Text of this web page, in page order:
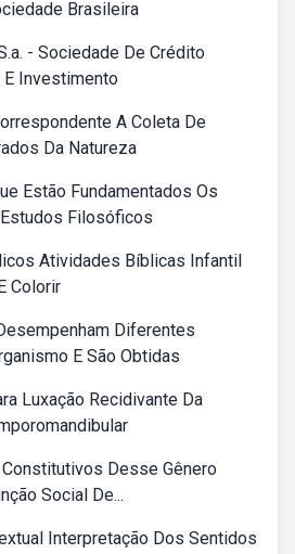
Brasileira
- Sociedade De Crédito
E Investimento
A Coleta De
Da Natureza
Estão Fundamentados Os
Filosóficos
Atividades Bíblicas Infantil
Colorir
Diferentes
E São Obtidas
Luxação Recidivante Da
Desse Gênero
Social De...
Interpretação Dos Sentidos